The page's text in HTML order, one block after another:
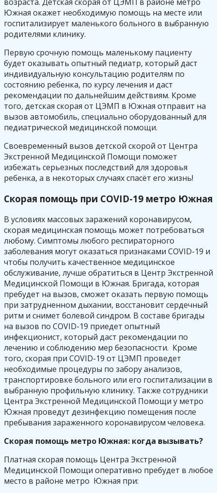
Южная окажет необходимую помощь на месте или
госпитализирует маленького больного в выбранную
родителями клинику.
Первую срочную помощь маленькому пациенту
будет оказывать опытный педиатр, который даст
индивидуальную консультацию родителям по
состоянию ребенка, по курсу лечения и даст
рекомендации по дальнейшим действиям. Кроме
того, детская скорая от ЦЭМП в Южная отправит на
вызов автомобиль, специально оборудованный для
педиатрической медицинской помощи.
Своевременный вызов детской скорой от Центра
Экстренной Медицинской Помощи поможет
избежать серьезных последствий для здоровья
ребенка, а в некоторых случаях спасёт его жизнь!
Скорая помощь при COVID-19 метро Южная
В условиях массовых заражений коронавирусом,
скорая медицинская помощь может потребоваться
любому. Симптомы любого респираторного
заболевания могут оказаться признаками COVID-19 и
чтобы получить качественное медицинское
обслуживание, лучше обратиться в Центр Экстренной
Медицинской Помощи в Южная. Бригада, которая
пребудет на вызов, сможет оказать первую помощь
при затрудненном дыхании, восстановит сердечный
ритм и снимет болевой синдром. В составе бригады
на вызов по COVID-19 приедет опытный
инфекционист, который даст рекомендации по
лечению и соблюдению мер безопасности. Кроме
того, скорая при COVID-19 от ЦЭМП проведет
необходимые процедуры по забору анализов,
транспортировке больного или его госпитализации в
выбранную профильную клинику. Также сотрудники
Центра Экстренной Медицинской Помощи у метро
Южная проведут дезинфекцию помещения после
пребывания зараженного коронавирусом человека.
Скорая помощь метро Южная: когда вызывать?
Платная скорая помощь Центра Экстренной
Медицинской Помощи оперативно пребудет в любое
место в районе метро Южная при: